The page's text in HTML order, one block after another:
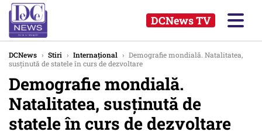
DCNews TV
DCNews › Stiri › Internațional › Demografie mondială. Natalitatea,
susținută de statele în curs de dezvoltare
Demografie mondială.
Natalitatea, susținută de
statele în curs de dezvoltare